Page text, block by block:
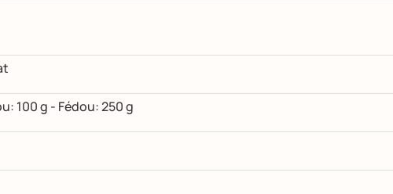
100 g - Fédou: 250 g